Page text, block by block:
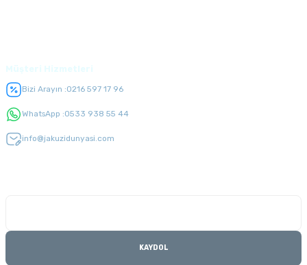
Bizi Arayın :0216 597 17 96
WhatsApp :0533 938 55 44
info@jakuzidunyasi.com
KAYDOL